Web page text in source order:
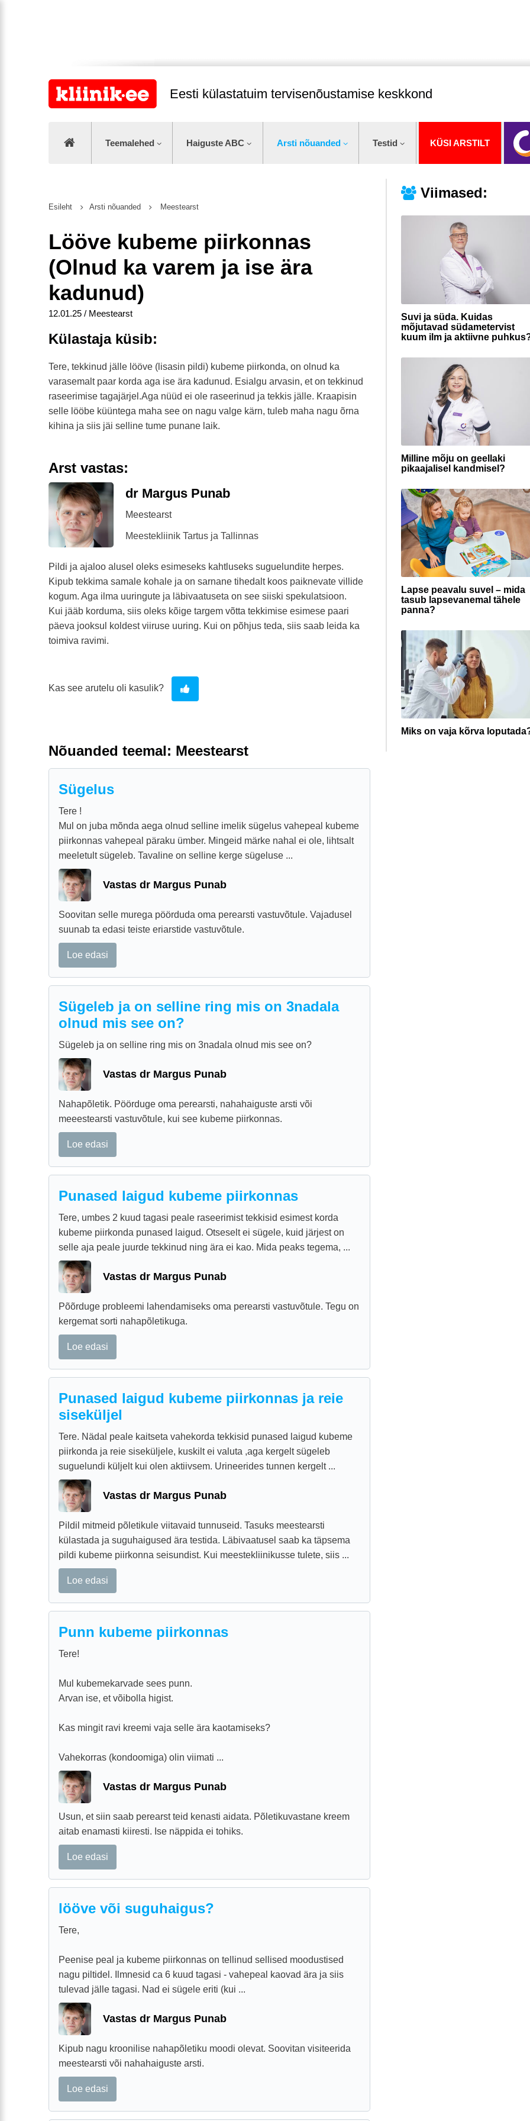
Eesti külastatuim tervisenõustamise keskkond
Teemalehed Haiguste ABC Arsti nõuanded Testid KÜSI ARSTILT
Viimased:
Suvi ja süda. Kuidas
mõjutavad südametervist
kuum ilm ja aktiivne
Milline mõju on geellaki
pikaajalisel kandmisel?
Lapse peavalu suvel – mida
tasub lapsevanemal tähele
panna?
Miks on vaja kõrva
Esileht Arsti nõuanded Meestearst
Lööve kubeme piirkonnas
(Olnud ka varem ja ise ära
kadunud)
12.01.25 / Meestearst
Külastaja küsib:
Tere, tekkinud jälle lööve (lisasin pildi) kubeme piirkonda, on olnud ka
varasemalt paar korda aga ise ära kadunud. Esialgu arvasin, et on tekkinud
raseerimise tagajärjel.Aga nüüd ei ole raseerinud ja tekkis jälle. Kraapisin
selle lööbe küüntega maha see on nagu valge kärn, tuleb maha nagu õrna
kihina ja siis jäi selline tume punane laik.
Arst vastas:
dr Margus Punab
Meestearst
Meestekliinik Tartus ja Tallinnas
Pildi ja ajaloo alusel oleks esimeseks kahtluseks suguelundite herpes.
Kipub tekkima samale kohale ja on sarnane tihedalt koos paiknevate villide
kogum. Aga ilma uuringute ja läbivaatuseta on see siiski spekulatsioon.
Kui jääb korduma, siis oleks kõige targem võtta tekkimise esimese paari
päeva jooksul koldest viiruse uuring. Kui on põhjus teda, siis saab leida ka
toimiva ravimi.
Kas see arutelu oli kasulik?
Nõuanded teemal: Meestearst
Sügelus
Tere !
Mul on juba mõnda aega olnud selline imelik sügelus vahepeal kubeme
piirkonnas vahepeal päraku ümber. Mingeid märke nahal ei ole, lihtsalt
meeletult sügeleb. Tavaline on selline kerge sügeluse ...
Vastas dr Margus Punab
Soovitan selle murega pöörduda oma perearsti vastuvõtule. Vajadusel
suunab ta edasi teiste eriarstide vastuvõtule.
Loe edasi
Sügeleb ja on selline ring mis on 3nadala
olnud mis see on?
Sügeleb ja on selline ring mis on 3nadala olnud mis see on?
Vastas dr Margus Punab
Nahapõletik. Pöörduge oma perearsti, nahahaiguste arsti või
meeestearsti vastuvõtule, kui see kubeme piirkonnas.
Loe edasi
Punased laigud kubeme piirkonnas
Tere, umbes 2 kuud tagasi peale raseerimist tekkisid esimest korda
kubeme piirkonda punased laigud. Otseselt ei sügele, kuid järjest on
selle aja peale juurde tekkinud ning ära ei kao. Mida peaks tegema, ...
Vastas dr Margus Punab
Põõrduge probleemi lahendamiseks oma perearsti vastuvõtule. Tegu on
kergemat sorti nahapõletikuga.
Loe edasi
Punased laigud kubeme piirkonnas ja reie
siseküljel
Tere. Nädal peale kaitseta vahekorda tekkisid punased laigud kubeme
piirkonda ja reie siseküljele, kuskilt ei valuta ,aga kergelt sügeleb
suguelundi küljelt kui olen aktiivsem. Urineerides tunnen kergelt ...
Vastas dr Margus Punab
Pildil mitmeid põletikule viitavaid tunnuseid. Tasuks meestearsti
külastada ja suguhaigused ära testida. Läbivaatusel saab ka täpsema
pildi kubeme piirkonna seisundist. Kui meestekliinikusse tulete, siis ...
Loe edasi
Punn kubeme piirkonnas
Tere!
Mul kubemekarvade sees punn.
Arvan ise, et võibolla higist.
Kas mingit ravi kreemi vaja selle ära kaotamiseks?
Vahekorras (kondoomiga) olin viimati ...
Vastas dr Margus Punab
Usun, et siin saab perearst teid kenasti aidata. Põletikuvastane kreem
aitab enamasti kiiresti. Ise näppida ei tohiks.
Loe edasi
lööve või suguhaigus?
Tere,
Peenise peal ja kubeme piirkonnas on tellinud sellised moodustised
nagu piltidel. Ilmnesid ca 6 kuud tagasi - vahepeal kaovad ära ja siis
tulevad jälle tagasi. Nad ei sügele eriti (kui ...
Vastas dr Margus Punab
Kipub nagu kroonilise nahapõletiku moodi olevat. Soovitan visiteerida
meestearsti või nahahaiguste arsti.
Loe edasi